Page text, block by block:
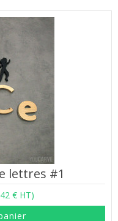
lettres #1
€ HT)